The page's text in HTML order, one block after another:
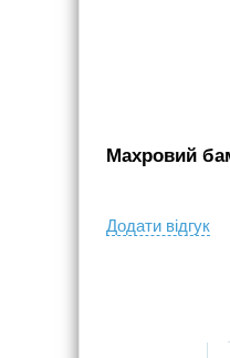
Махровий
Додати вiдгук